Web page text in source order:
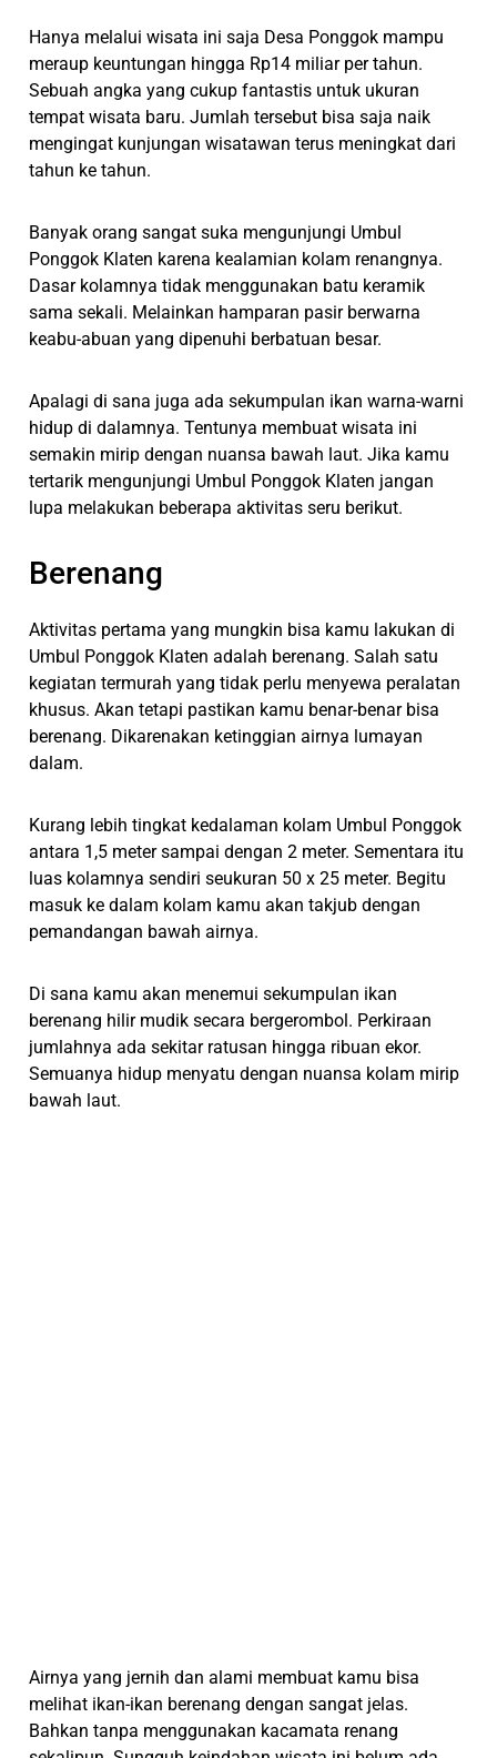
Hanya melalui wisata ini saja Desa Ponggok mampu
meraup keuntungan hingga Rp14 miliar per tahun.
Sebuah angka yang cukup fantastis untuk ukuran
tempat wisata baru. Jumlah tersebut bisa saja naik
mengingat kunjungan wisatawan terus meningkat dari
tahun ke tahun.
Banyak orang sangat suka mengunjungi Umbul
Ponggok Klaten karena kealamian kolam renangnya.
Dasar kolamnya tidak menggunakan batu keramik
sama sekali. Melainkan hamparan pasir berwarna
keabu-abuan yang dipenuhi berbatuan besar.
Apalagi di sana juga ada sekumpulan ikan warna-warni
hidup di dalamnya. Tentunya membuat wisata ini
semakin mirip dengan nuansa bawah laut. Jika kamu
tertarik mengunjungi Umbul Ponggok Klaten jangan
lupa melakukan beberapa aktivitas seru berikut.
Berenang
Aktivitas pertama yang mungkin bisa kamu lakukan di
Umbul Ponggok Klaten adalah berenang. Salah satu
kegiatan termurah yang tidak perlu menyewa peralatan
khusus. Akan tetapi pastikan kamu benar-benar bisa
berenang. Dikarenakan ketinggian airnya lumayan
dalam.
Kurang lebih tingkat kedalaman kolam Umbul Ponggok
antara 1,5 meter sampai dengan 2 meter. Sementara itu
luas kolamnya sendiri seukuran 50 x 25 meter. Begitu
masuk ke dalam kolam kamu akan takjub dengan
pemandangan bawah airnya.
Di sana kamu akan menemui sekumpulan ikan
berenang hilir mudik secara bergerombol. Perkiraan
jumlahnya ada sekitar ratusan hingga ribuan ekor.
Semuanya hidup menyatu dengan nuansa kolam mirip
bawah laut.
Airnya yang jernih dan alami membuat kamu bisa
melihat ikan-ikan berenang dengan sangat jelas.
Bahkan tanpa menggunakan kacamata renang